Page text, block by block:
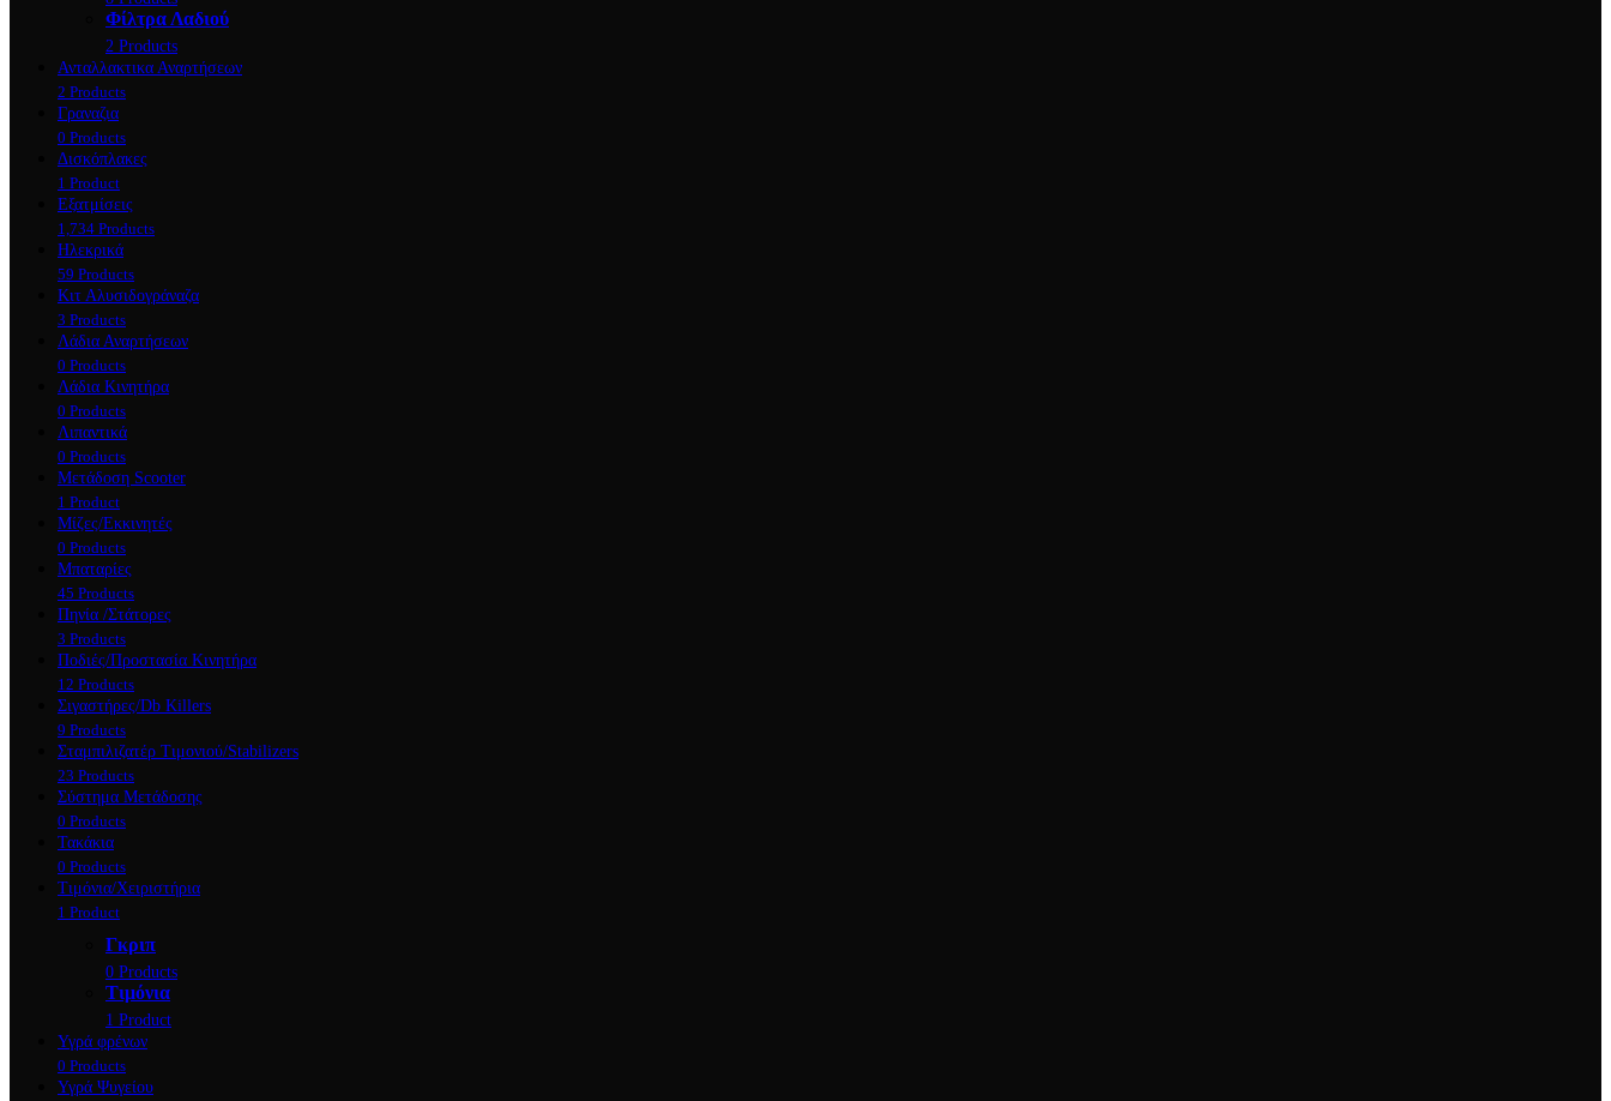
Φίλτρα Λαδιού
2 Products
Ανταλλακτικα Αναρτήσεων
2 Products
Γραναζια
0 Products
Δισκόπλακες
1 Product
Εξατμίσεις
1,734 Products
Ηλεκρικά
59 Products
Κιτ Αλυσιδογράναζα
3 Products
Λάδια Αναρτήσεων
0 Products
Λάδια Κινητήρα
0 Products
Λιπαντικά
0 Products
Μετάδοση Scooter
1 Product
Μίζες/Εκκινητές
0 Products
Μπαταρίες
45 Products
Πηνία /Στάτορες
3 Products
Ποδιές/Προστασία Κινητήρα
12 Products
Σιγαστήρες/Db Killers
9 Products
Σταμπιλιζατέρ Τιμονιού/Stabilizers
23 Products
Σύστημα Μετάδοσης
0 Products
Τακάκια
0 Products
Τιμόνια/Χειριστήρια
1 Product
Γκριπ
0 Products
Τιμόνια
1 Product
Υγρά φρένων
0 Products
Υγρά Ψυγείου